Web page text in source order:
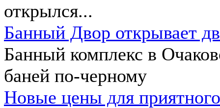
открылся...
Банный Двор открывает
Банный комплекс в
баней по-черному
Новые цены для